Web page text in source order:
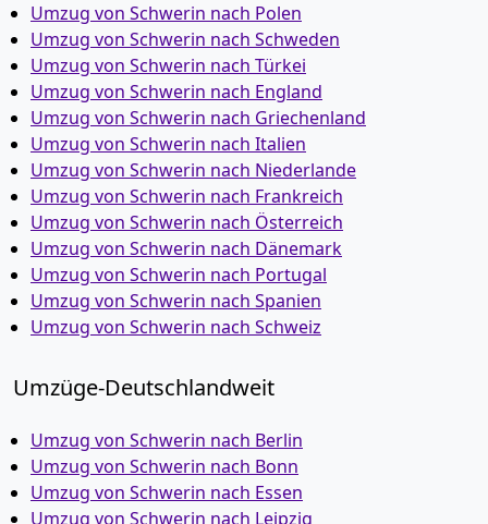
Umzug von Schwerin nach Polen
Umzug von Schwerin nach Schweden
Umzug von Schwerin nach Türkei
Umzug von Schwerin nach England
Umzug von Schwerin nach Griechenland
Umzug von Schwerin nach Italien
Umzug von Schwerin nach Niederlande
Umzug von Schwerin nach Frankreich
Umzug von Schwerin nach Österreich
Umzug von Schwerin nach Dänemark
Umzug von Schwerin nach Portugal
Umzug von Schwerin nach Spanien
Umzug von Schwerin nach Schweiz
Umzüge-Deutschlandweit
Umzug von Schwerin nach Berlin
Umzug von Schwerin nach Bonn
Umzug von Schwerin nach Essen
Umzug von Schwerin nach Leipzig